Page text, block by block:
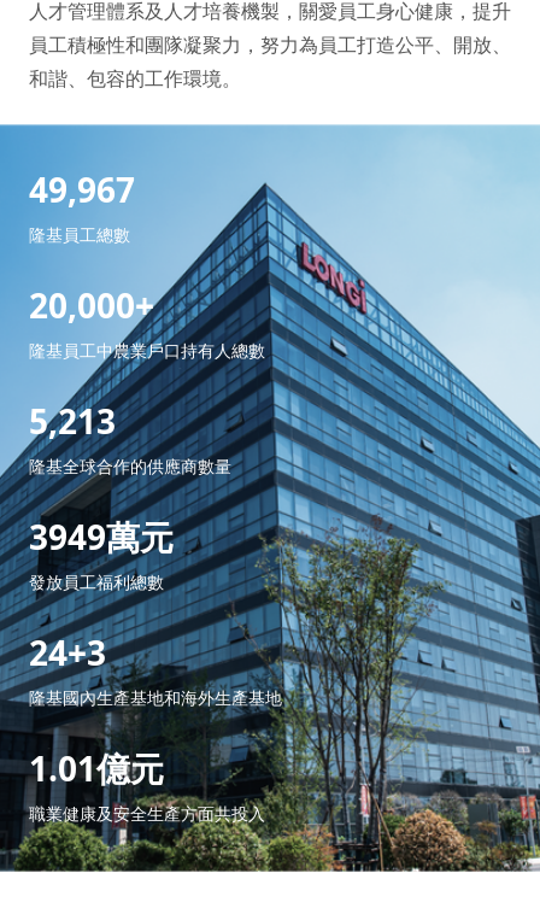
人才管理體系及人才培養機製，關愛員工身心健康，提升
員工積極性和團隊凝聚力，努力為員工打造公平、開放、
和諧、包容的工作環境。
49,967
隆基員工總數
20,000+
隆基員工中農業戶口持有人總數
5,213
隆基全球合作的供應商數量
3949萬元
發放員工福利總數
24+3
隆基國內生產基地和海外生產基地
1.01億元
職業健康及安全生產方面共投入